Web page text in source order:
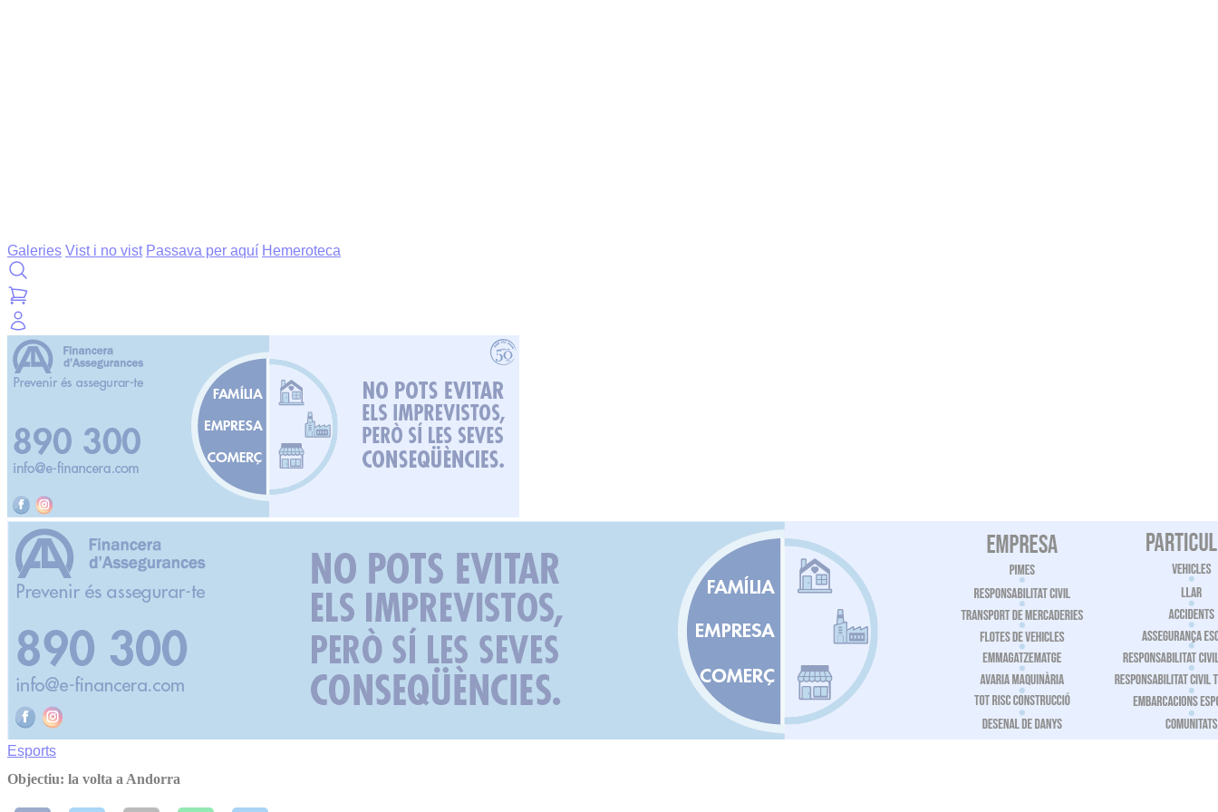
Galeries Vist i no vist Passava per aquí Hemeroteca
Esports
Objectiu: la volta a Andorra